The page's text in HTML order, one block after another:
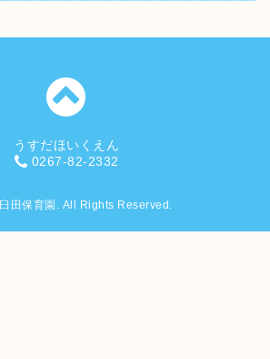
うすだほいくえん
0267-82-2332
臼田保育園 . All Rights Reserved.